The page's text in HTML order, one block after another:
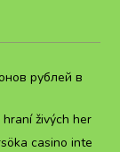
рублей в
živých her
casino inte